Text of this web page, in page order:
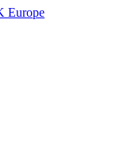
Europe